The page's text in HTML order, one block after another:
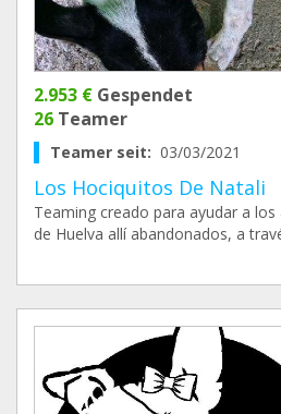
2.953 € Gespendet
26 Teamer
Teamer seit: 03/03/2021
Los Hociquitos De Natali
Teaming creado para ayudar a
de Huelva allí abandonados, a